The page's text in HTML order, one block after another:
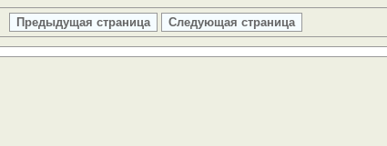
Предыдущая страница Следующая страница